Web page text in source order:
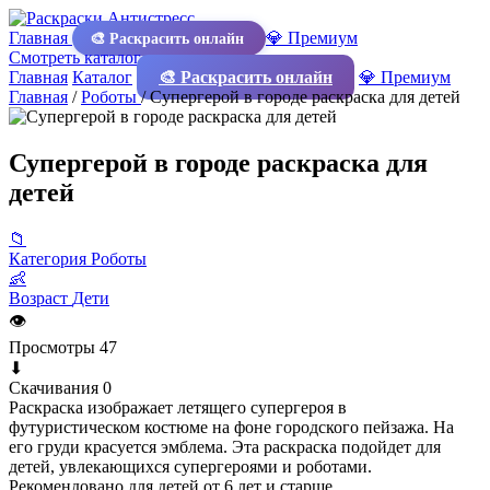
Главная 🎨 Раскрасить онлайн
💎 Премиум
Смотреть каталог
Главная Каталог 🎨 Раскрасить онлайн
💎 Премиум
Главная /Роботы/Супергерой в городе раскраска для детей
Супергерой в городе раскраска для
детей
📁
Категория Роботы
👶
Возраст Дети
👁
Просмотры 47
⬇
Скачивания 0
Раскраска изображает летящего супергероя в
футуристическом костюме на фоне городского пейзажа. На
его груди красуется эмблема. Эта раскраска подойдет для
детей, увлекающихся супергероями и роботами.
Рекомендовано для детей от 6 лет и старше.